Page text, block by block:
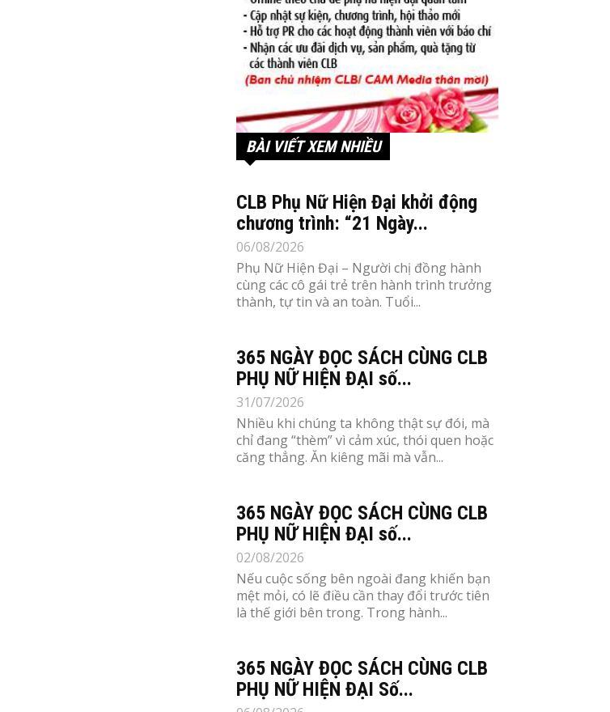
BÀI VIẾT XEM NHIỀU
CLB Phụ Nữ Hiện Đại khởi động
chương trình: “21 Ngày...
06/08/2026
Phụ Nữ Hiện Đại – Người chị đồng hành
cùng các cô gái trẻ trên hành trình trưởng
thành, tự tin và an toàn. Tuổi...
365 NGÀY ĐỌC SÁCH CÙNG CLB
PHỤ NỮ HIỆN ĐẠI số...
31/07/2026
Nhiều khi chúng ta không thật sự đói, mà
chỉ đang “thèm” vì cảm xúc, thói quen hoặc
căng thẳng. Ăn kiêng mãi mà vẫn...
365 NGÀY ĐỌC SÁCH CÙNG CLB
PHỤ NỮ HIỆN ĐẠI số...
02/08/2026
Nếu cuộc sống bên ngoài đang khiến bạn
mệt mỏi, có lẽ điều cần thay đổi trước tiên
là thế giới bên trong. Trong hành...
365 NGÀY ĐỌC SÁCH CÙNG CLB
PHỤ NỮ HIỆN ĐẠI Số...